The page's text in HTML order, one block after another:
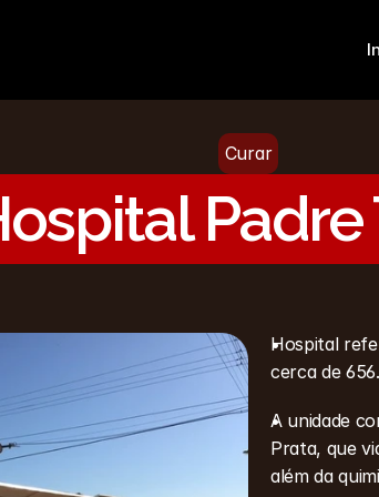
Curar
Padre
Hospital
cerca de
A unidade
Prata, que
além da